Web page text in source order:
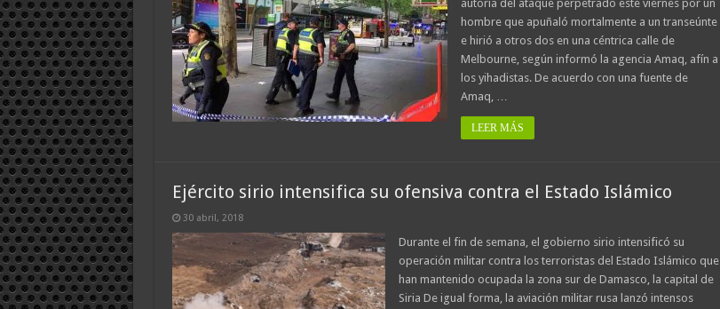
autoría del ataque perpetrado este viernes por un
hombre que apuñaló mortalmente a un transeúnte
e hirió a otros dos en una céntrica calle de
Melbourne, según informó la agencia Amaq, afín a
los yihadistas. De acuerdo con una fuente de
Amaq, …
LEER MÁS
Ejército sirio intensifica su ofensiva contra el Estado Islámico
30 abril, 2018
Durante el fin de semana, el gobierno sirio intensificó su
operación militar contra los terroristas del Estado Islámico que
han mantenido ocupada la zona sur de Damasco, la capital de
Siria De igual forma, la aviación militar rusa lanzó intensos